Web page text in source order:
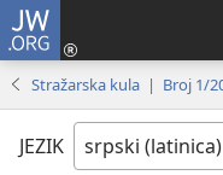
JW.ORG
Stražarska kula | Broj 1/
JEZIK